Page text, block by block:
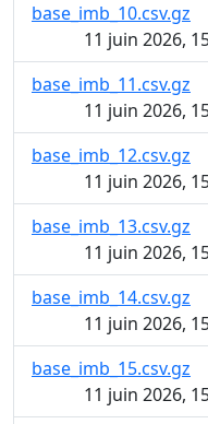
base_imb_10.csv.gz
11 juin 2026,
base_imb_11.csv.gz
11 juin 2026,
base_imb_12.csv.gz
11 juin 2026,
base_imb_13.csv.gz
11 juin 2026,
base_imb_14.csv.gz
11 juin 2026,
base_imb_15.csv.gz
11 juin 2026,